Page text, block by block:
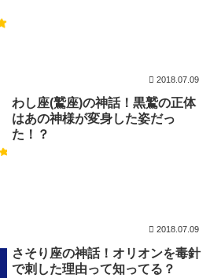
2018.07.09
わし座(鷲座)の神話！黒鷲の正体
はあの神様が変身した姿だっ
た！？
2018.07.09
さそり座の神話！オリオンを毒針
で刺した理由って知ってる？